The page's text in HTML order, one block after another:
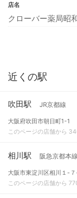
店名
クローバー薬局昭
近くの駅
吹田駅 JR京都線
大阪府吹田市朝日町1-1
このページの店舗から
相川駅 阪急京都本線
大阪市東淀川区相川１-７
このページの店舗から